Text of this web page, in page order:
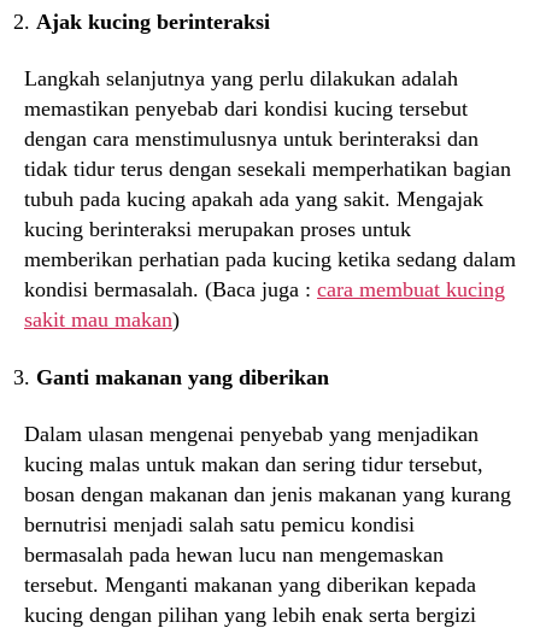
Ajak kucing berinteraksi
Langkah selanjutnya yang perlu dilakukan adalah
memastikan penyebab dari kondisi kucing tersebut
dengan cara menstimulusnya untuk berinteraksi dan
tidak tidur terus dengan sesekali memperhatikan bagian
tubuh pada kucing apakah ada yang sakit. Mengajak
kucing berinteraksi merupakan proses untuk
memberikan perhatian pada kucing ketika sedang dalam
kondisi bermasalah. (Baca juga : cara membuat kucing
sakit mau makan)
Ganti makanan yang diberikan
Dalam ulasan mengenai penyebab yang menjadikan
kucing malas untuk makan dan sering tidur tersebut,
bosan dengan makanan dan jenis makanan yang kurang
bernutrisi menjadi salah satu pemicu kondisi
bermasalah pada hewan lucu nan mengemaskan
tersebut. Menganti makanan yang diberikan kepada
kucing dengan pilihan yang lebih enak serta bergizi